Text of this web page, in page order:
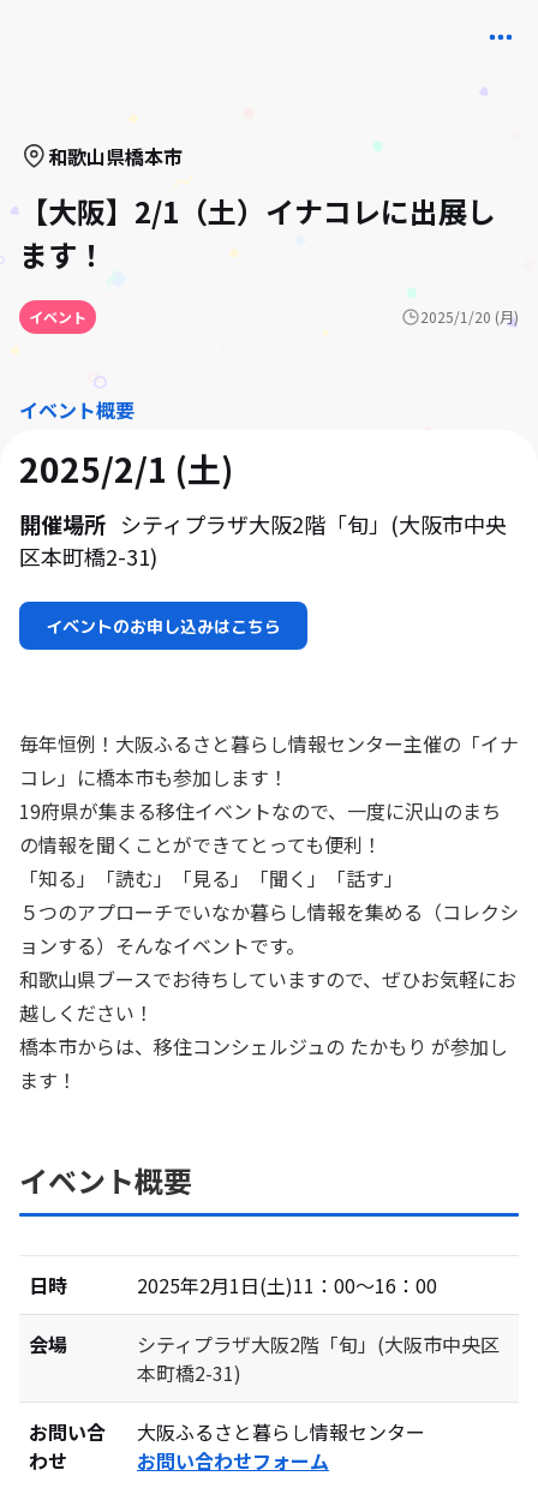
和歌山県橋本市
【大阪】2/1（土）イナコレに出展し
ます！
イベント 2025/1/20 (月)
イベント概要
2025/2/1 (土)
開催場所 シティプラザ大阪2階「旬」(大阪市中央
区本町橋2-31)
イベントのお申し込みはこちら
毎年恒例！大阪ふるさと暮らし情報センター主催の「イナ
コレ」に橋本市も参加します！
19府県が集まる移住イベントなので、一度に沢山のまち
の情報を聞くことができてとっても便利！
​「知る」「読む」「見る」「聞く」「話す」
５つのアプローチでいなか暮らし情報を集める（コレクシ
ョンする）そんなイベントです。
和歌山県ブースでお待ちしていますので、ぜひお気軽にお
越しください！
橋本市からは、移住コンシェルジュの たかもり が参加し
ます！
イベント概要
日時 2025年2月1日(土)11：00～16：00
会場
シティプラザ大阪2階「旬」(大阪市中央区
本町橋2-31)
お問い合
わせ
大阪ふるさと暮らし情報センター
お問い合わせフォーム